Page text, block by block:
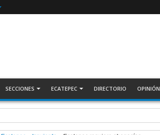
SECCIONES ECATEPEC DIRECTORIO OPINIÓN